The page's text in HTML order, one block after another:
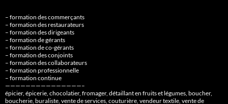
– formation des commerçants
– formation des restaurateurs
– formation des dirigeants
– formation de gérants
– formation de co-gérants
– formation des conjoints
– formation des collaborateurs
– formation professionnelle
– formation continue
———————————————–
épicier, épicerie, chocolatier, fromager, détaillant en fruits et légumes, boucher,
boucherie, buraliste, vente de services, couturière, vendeur textile, vente de